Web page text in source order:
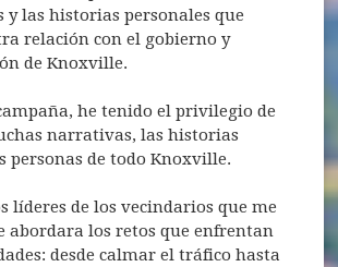
y las historias personales que
relación con el gobierno y
de Knoxville.
he tenido el privilegio de
narrativas, las historias
personas de todo Knoxville.
líderes de los vecindarios que me
abordara los retos que enfrentan
desde calmar el tráfico hasta